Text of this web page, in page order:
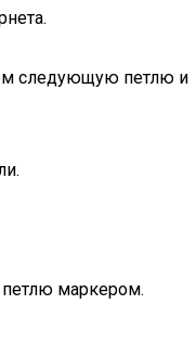
следующую петлю и
маркером.